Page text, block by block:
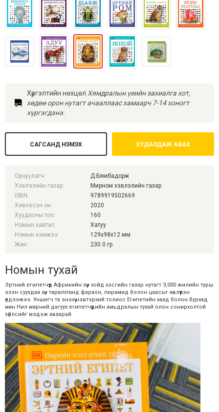
Хүргэлтийн нөхцөл Хямдралын үеийн захиалга хот,
хөдөө орон нутагт ачааллаас хамаарч 7-14 хоногт
хүргэгдэнэ.
САГСАНД НЭМЭХ ХУДАЛДАЖ АВАХ
Орчуулагч:
Д.Бямбадорж
Хэвлэлийн газар:
Мирном хэвлэлийн газар
ISBN:
9789919502669
Хэвлэсэн он:
2020
Хуудасны тоо:
160
Номын хавтас:
Хатуу
Номын хэмжээ:
129x98x12 мм
Жин:
230.0 гр
Номын тухай
Эртний египетчүүд Африкийн зүүн хойд хэсгийн газар нутагт 3,000 жилийн турш
эзэн суухдаа хүн төрөлхтөнд фараон, пирамид болон цаасыг өвлүүлэн
үлдээжээ. Уншигч та энэхүү нэвтэрхий толиос Египетийн хаад болон бурхад
мөн Нил мөрний дагуух египетчүүдийн амьдралын тухай олон сонирхолтой
зүйлсийг мэдэж аваарай.